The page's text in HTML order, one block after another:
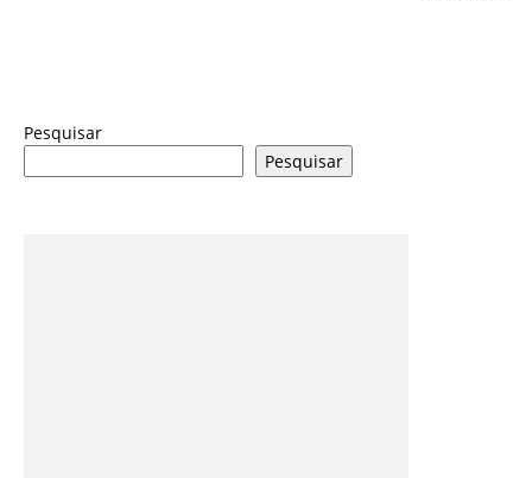
Pesquisar
Pesquisar